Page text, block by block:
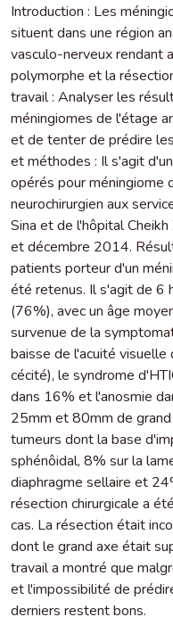
Introduction : Les
situent dans une région
vasculo-nerveux rendant
polymorphe et la
travail : Analyser les
méningiomes de l'étage
et de tenter de prédire
et méthodes : Il s'agit
opérés pour méningiome
neurochirurgien aux
Sina et de l'hôpital
et décembre 2014.
patients porteur d'un
été retenus. Il s'agit de 6
(76%), avec un âge
survenue de la
baisse de l'acuité
cécité), le syndrome
dans 16% et l'anosmie
25mm et 80mm de
tumeurs dont la base
sphénôidal, 8% sur la
diaphragme sellaire et
résection chirurgicale a
cas. La résection était
dont le grand axe était
travail a montré que
et l'impossibilité de
derniers restent bons.